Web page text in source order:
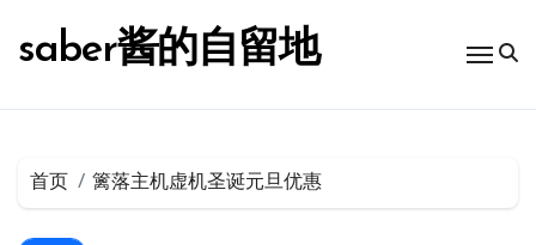
saber酱的自留地
首页 篱落主机虚机圣诞元旦优惠